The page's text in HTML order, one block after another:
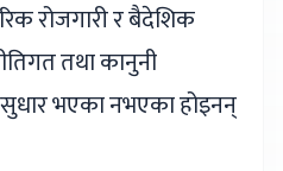
रोजगारी र बैदेशिक
तथा कानुनी
भएका नभएका होइनन्